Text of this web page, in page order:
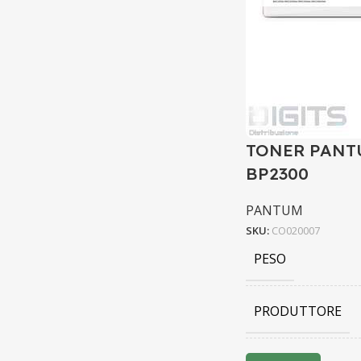
TONER
BP2300
PANTUM
SKU: CO020007
PESO
PRODUTTORE